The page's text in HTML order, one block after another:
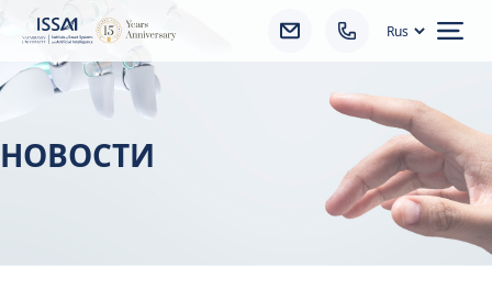
НОВОСТИ